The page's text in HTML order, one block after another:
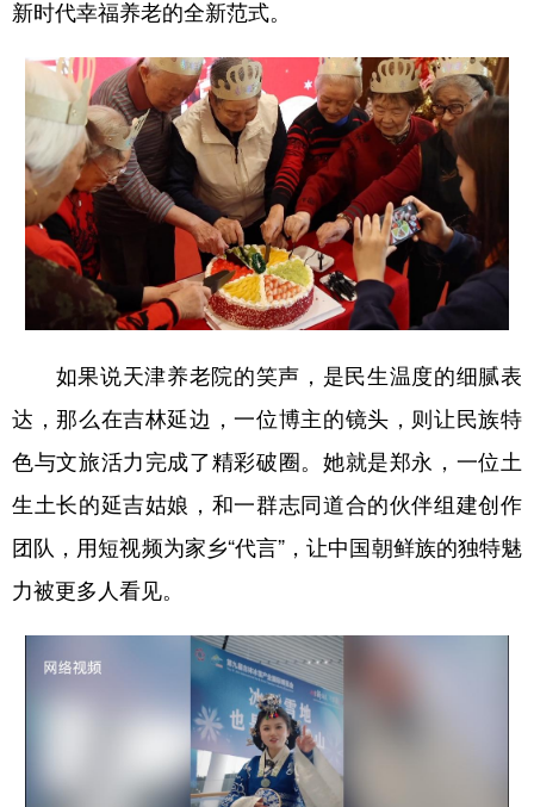
新时代幸福养老的全新范式。
如果说天津养老院的笑声，是民生温度的细腻表
达，那么在吉林延边，一位博主的镜头，则让民族特
色与文旅活力完成了精彩破圈。她就是郑永，一位土
生土长的延吉姑娘，和一群志同道合的伙伴组建创作
团队，用短视频为家乡“代言”，让中国朝鲜族的独特魅
力被更多人看见。